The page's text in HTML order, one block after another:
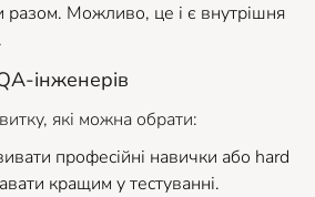
разом. Можливо, це і є внутрішня
інженерів
які можна обрати:
професійні навички або hard
кращим у тестуванні.